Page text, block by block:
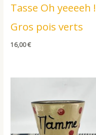
Tasse Oh yeeeeh !
Gros pois verts
16,00€